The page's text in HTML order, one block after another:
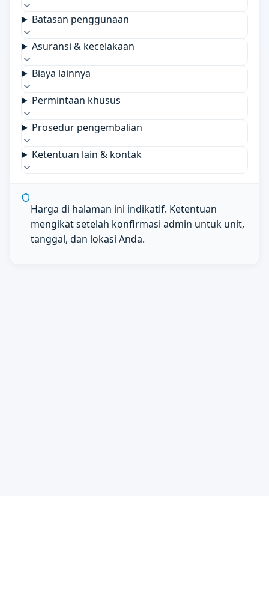
Batasan penggunaan
Asuransi & kecelakaan
Biaya lainnya
Permintaan khusus
Prosedur pengembalian
Ketentuan lain & kontak
Harga di halaman ini indikatif. Ketentuan
mengikat setelah konfirmasi admin untuk unit,
tanggal, dan lokasi Anda.